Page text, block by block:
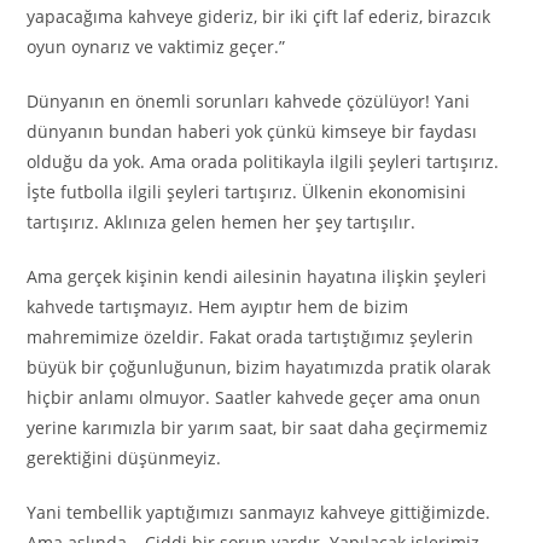
yapacağıma kahveye gideriz, bir iki çift laf ederiz, birazcık
oyun oynarız ve vaktimiz geçer.”
Dünyanın en önemli sorunları kahvede çözülüyor! Yani
dünyanın bundan haberi yok çünkü kimseye bir faydası
olduğu da yok. Ama orada politikayla ilgili şeyleri tartışırız.
İşte futbolla ilgili şeyleri tartışırız. Ülkenin ekonomisini
tartışırız. Aklınıza gelen hemen her şey tartışılır.
Ama gerçek kişinin kendi ailesinin hayatına ilişkin şeyleri
kahvede tartışmayız. Hem ayıptır hem de bizim
mahremimize özeldir. Fakat orada tartıştığımız şeylerin
büyük bir çoğunluğunun, bizim hayatımızda pratik olarak
hiçbir anlamı olmuyor. Saatler kahvede geçer ama onun
yerine karımızla bir yarım saat, bir saat daha geçirmemiz
gerektiğini düşünmeyiz.
Yani tembellik yaptığımızı sanmayız kahveye gittiğimizde.